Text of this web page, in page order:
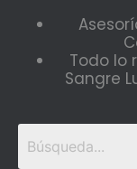
Todo lo
Sangre